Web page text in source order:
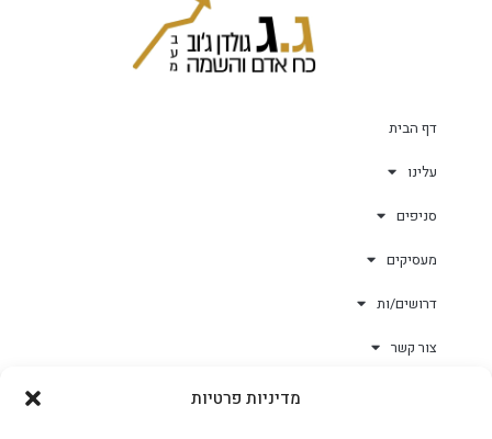
מדיניות פרטיות
דף הבית
עלינו
סניפים
מעסיקים
דרושים/ות
צור קשר